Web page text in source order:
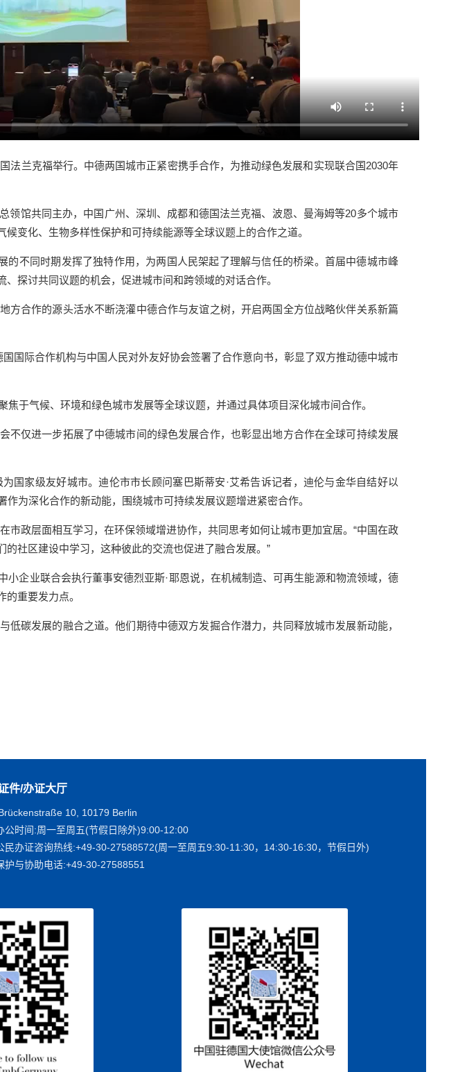
兰克福举行。中德两国城市正紧密携手合作，为推动绿色发展和实现联合国2030年
馆共同主办，中国广州、深圳、成都和德国法兰克福、波恩、曼海姆等20多个城市
变化、生物多样性保护和可持续能源等全球议题上的合作之道。
不同时期发挥了独特作用，为两国人民架起了理解与信任的桥梁。首届中德城市峰
探讨共同议题的机会，促进城市间和跨领域的对话合作。
合作的源头活水不断浇灌中德合作与友谊之树，开启两国全方位战略伙伴关系新篇
际合作机构与中国人民对外友好协会签署了合作意向书，彰显了双方推动德中城市
气候、环境和绿色城市发展等全球议题，并通过具体项目深化城市间合作。
仅进一步拓展了中德城市间的绿色发展合作，也彰显出地方合作在全球可持续发展
家级友好城市。迪伦市市长顾问塞巴斯蒂安·艾希告诉记者，迪伦与金华自结好以
为深化合作的新动能，围绕城市可持续发展议题增进紧密合作。
政层面相互学习，在环保领域增进协作，共同思考如何让城市更加宜居。“中国在政
社区建设中学习，这种彼此的交流也促进了融合发展。”
业联合会执行董事安德烈亚斯·耶恩说，在机械制造、可再生能源和物流领域，德
重要发力点。
发展的融合之道。他们期待中德双方发掘合作潜力，共同释放城市发展新动能，
件/办证大厅
10, 10179 Berlin
公时间:周一至周五(节假日除外)9:00-12:00
民办证咨询热线:+49-30-27588572(周一至周五9:30-11:30，14:30-16:30，节假日外)
护与协助电话:+49-30-27588551